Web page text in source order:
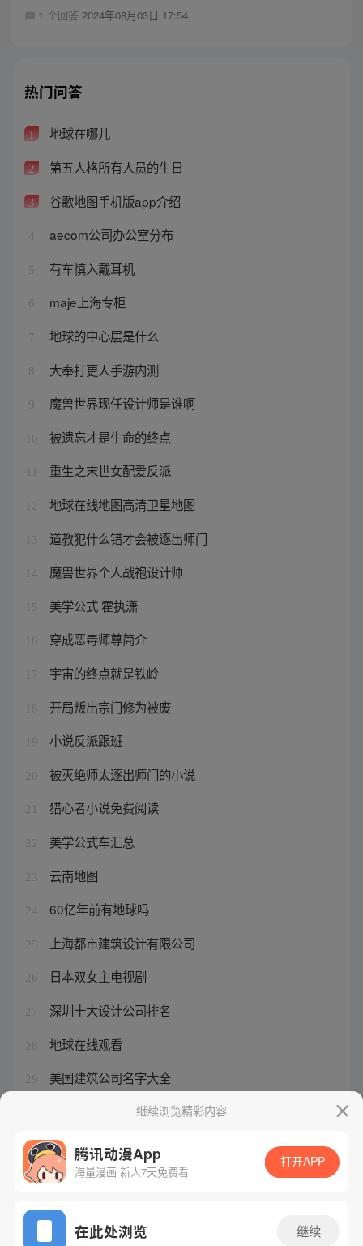
1 个回答 2024年08月03日 17:54
热门问答
1 地球在哪儿
2 第五人格所有人员的生日
3 谷歌地图手机版app介绍
4 aecom公司办公室分布
5 有车慎入戴耳机
6 maje上海专柜
7 地球的中心层是什么
8 大奉打更人手游内测
9 魔兽世界现任设计师是谁啊
10 被遗忘才是生命的终点
重生之末世女配爱反派
12 地球在线地图高清卫星地图
13 道教犯什么错才会被逐出师门
14 魔兽世界个人战袍设计师
15 美学公式 霍执潇
16 穿成恶毒师尊简介
17 宇宙的终点就是铁岭
18 开局叛出宗门修为被废
19 小说反派跟班
20 被灭绝师太逐出师门的小说
21 猎心者小说免费阅读
22 美学公式车汇总
23 云南地图
24 60亿年前有地球吗
25 上海都市建筑设计有限公司
26 日本双女主电视剧
27 深圳十大设计公司排名
28 地球在线观看
29 美国建筑公司名字大全
大奉打更人手游氪金吗继续浏览精彩内容
腾讯动漫App
海量漫画 新人7天免费看
打开APP
在此处浏览 继续
网站备案/许可证号：粤B2-20090059-5